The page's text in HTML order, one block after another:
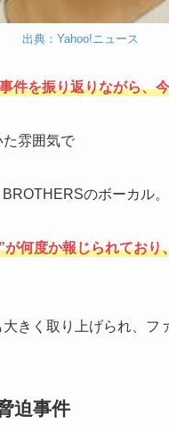
出典：Yahoo!ニュース
件を振り返りながら、
雰囲気で
のボーカル。
何度か報じられており
きく取り上げられ、フ
迫事件